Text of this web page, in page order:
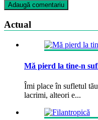
Actual
Mă pierd la tine-n
Îmi place în sufletul
lacrimi, alteori e...